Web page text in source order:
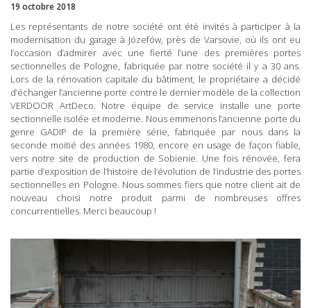
19 octobre 2018
Les représentants de notre société ont été invités à participer à la
modernisation du garage à Józefów, près de Varsovie, où ils ont eu
l’occasion d’admirer avec une fierté l’une des premières portes
sectionnelles de Pologne, fabriquée par notre société il y a 30 ans.
Lors de la rénovation capitale du bâtiment, le propriétaire a décidé
d’échanger l’ancienne porte contre le dernier modèle de la collection
VERDOOR ArtDeco. Notre équipe de service installe une porte
sectionnelle isolée et moderne. Nous emmenons l’ancienne porte du
genre GADIP de la première série, fabriquée par nous dans la
seconde moitié des années 1980, encore en usage de façon fiable,
vers notre site de production de Sobienie. Une fois rénovée, fera
partie d’exposition de l’histoire de l’évolution de l’industrie des portes
sectionnelles en Pologne. Nous sommes fiers que notre client ait de
nouveau choisi notre produit parmi de nombreuses offres
concurrentielles. Merci beaucoup !